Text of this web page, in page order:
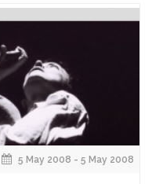
5 May 2008 - 5 May 2008